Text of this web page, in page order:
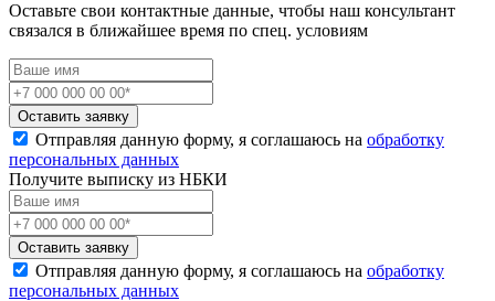
Оставьте свои контактные данные, чтобы наш консультант
связался в ближайшее время по спец. условиям
Оставить заявку
Отправляя данную форму, я соглашаюсь на обработку
персональных данных
Получите выписку из НБКИ
Оставить заявку
Отправляя данную форму, я соглашаюсь на обработку
персональных данных